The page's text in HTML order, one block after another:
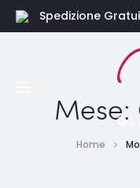
Spedizione
Mese:
Home